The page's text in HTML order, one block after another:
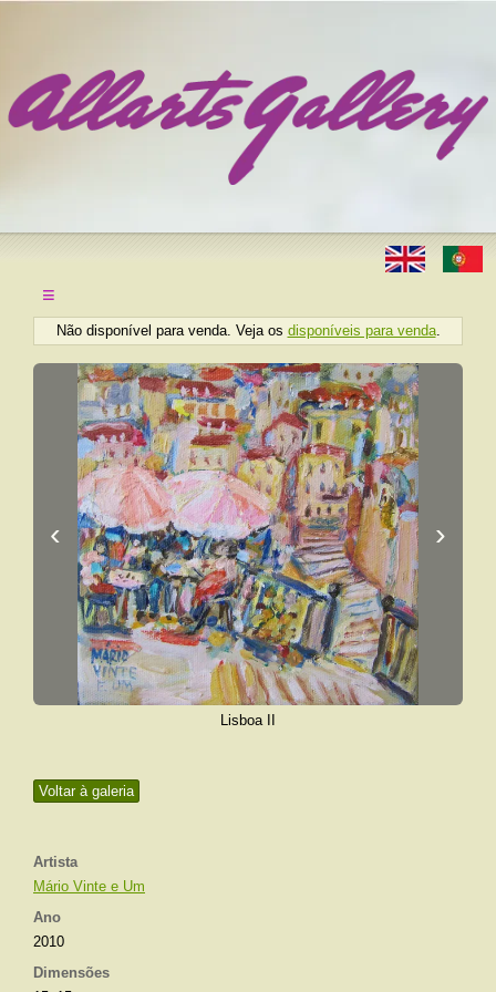
≡
Voltar à galeria
Artista
Mário Vinte e Um
Ano
2010
Dimensões
Não disponível para venda. Veja os disponíveis para venda.
‹ ›
Lisboa II